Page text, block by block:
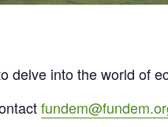
delve into the world of